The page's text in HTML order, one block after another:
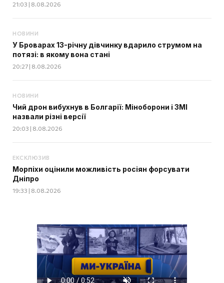
21:03 | 8.08.2026
НОВИНИ
У Броварах 13-річну дівчинку вдарило струмом на
потязі: в якому вона стані
20:27 | 8.08.2026
НОВИНИ
Чий дрон вибухнув в Болгарії: Міноборони і ЗМІ
назвали різні версії
20:03 | 8.08.2026
ЕКСКЛЮЗИВ
Морпіхи оцінили можливість росіян форсувати
Дніпро
19:33 | 8.08.2026